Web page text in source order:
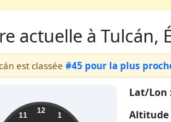
actuelle à Tulcán,
est classée #45 pour la plus
12
1
11
Lat/Lon
Altitude